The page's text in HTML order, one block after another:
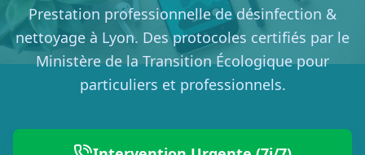
Prestation professionnelle de désinfection &
nettoyage à Lyon. Des protocoles certifiés par le
Ministère de la Transition Écologique pour
particuliers et professionnels.